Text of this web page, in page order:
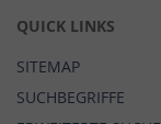
QUICK LINKS
SITEMAP
SUCHBEGRIFFE